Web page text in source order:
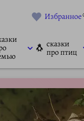
Избранное
🐧 сказки
про птиц